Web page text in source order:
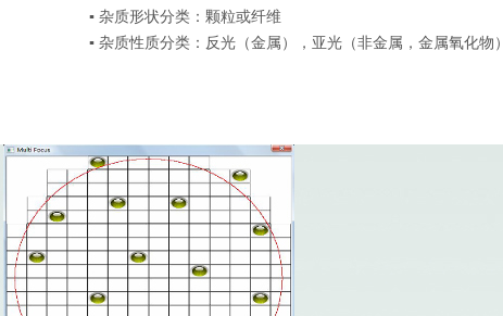
▪ 杂质形状分类：颗粒或纤维
▪ 杂质性质分类：反光（金属），亚光（非金属，金属氧化物）